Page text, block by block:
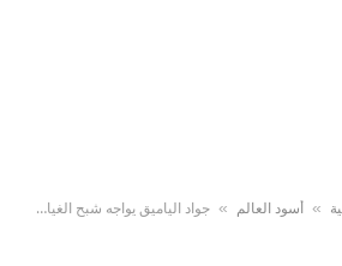
» أسود العالم » جواد الياميق يواجه شبح الغياب عن مونديال قطر